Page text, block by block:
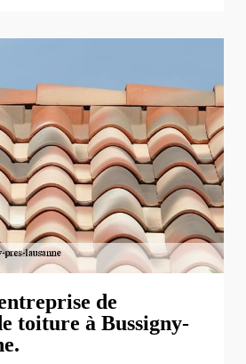
de
toiture à Bussigny-